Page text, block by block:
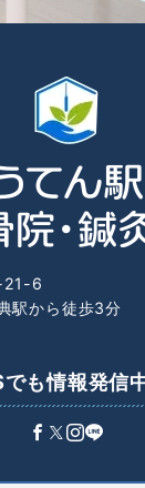
21-6
駅から徒歩3分
も情報発信